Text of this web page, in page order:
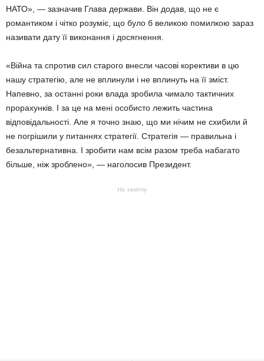
НАТО», — зазначив Глава держави. Він додав, що не є
романтиком і чітко розуміє, що було б великою помилкою зараз
називати дату її виконання і досягнення.
«Війна та спротив сил старого внесли часові корективи в цю
нашу стратегію, але не вплинули і не вплинуть на її зміст.
Напевно, за останні роки влада зробила чимало тактичних
прорахунків. І за це на мені особисто лежить частина
відповідальності. Але я точно знаю, що ми нічим не схибили й
не погрішили у питаннях стратегії. Стратегія — правильна і
безальтернативна. І зробити нам всім разом треба набагато
більше, ніж зроблено», — наголосив Президент.
На замітку